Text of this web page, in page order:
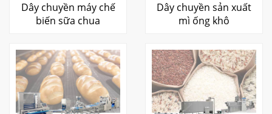
Dây chuyền máy chế
biến sữa chua
Dây chuyền sản xuất
mì ống khô